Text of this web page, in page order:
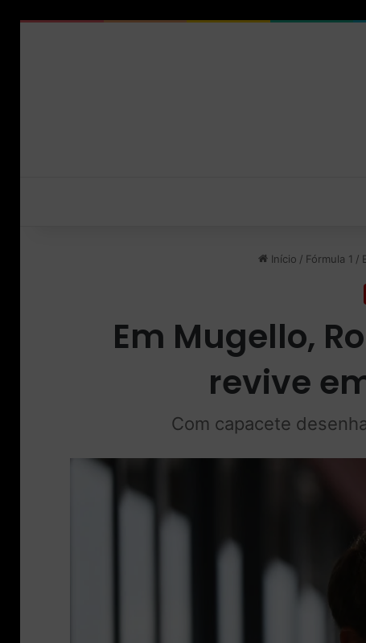
Início / Fórmula 1 /
Em Mugello,
revive
Com capacete